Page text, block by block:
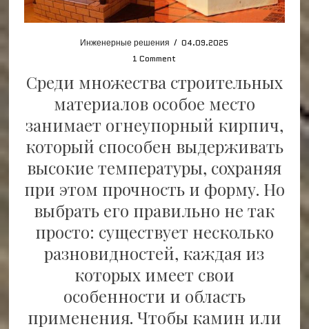
Инженерные решения / 04.09.2025
1 Comment
Среди множества строительных
материалов особое место
занимает огнеупорный кирпич,
который способен выдерживать
высокие температуры, сохраняя
при этом прочность и форму. Но
выбрать его правильно не так
просто: существует несколько
разновидностей, каждая из
которых имеет свои
особенности и область
применения. Чтобы камин или